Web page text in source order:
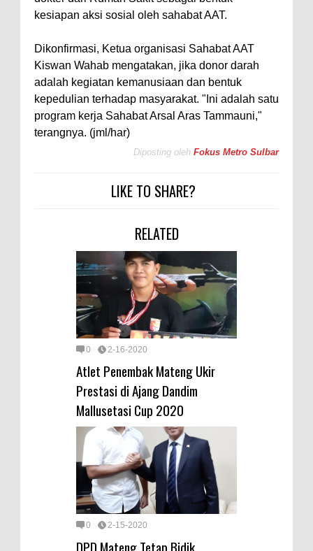
kesiapan aksi sosial oleh sahabat AAT.
Dikonfirmasi, Ketua organisasi Sahabat AAT
Kiswan Wahab mengatakan, jika donor darah
adalah kegiatan kemanusiaan dan bentuk
kepedulian terhadap masyarakat. "Ini adalah satu
program kerja Sahabat Arsal Aras Tammauni,"
terangnya. (jml/har)
Diposting oleh Fokus Metro Sulbar
LIKE TO SHARE?
RELATED
0 2-16-2020
Atlet Penembak Mateng Ukir
Prestasi di Ajang Dandim
Mallusetasi Cup 2020
0 2-15-2020
DPD Mateng Tetap Bidik